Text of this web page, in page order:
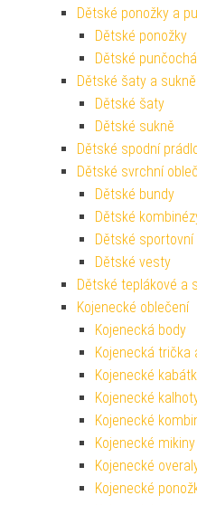
Dětské ponožky a
Dětské ponožky
Dětské
Dětské šaty a sukně
Dětské šaty
Dětské sukně
Dětské spodní
Dětské svrchní
Dětské bundy
Dětské
Dětské sportovní
Dětské vesty
Dětské teplákové a
Kojenecké oblečení
Kojenecká body
Kojenecká trička
Kojenecké
Kojenecké
Kojenecké
Kojenecké
Kojenecké
Kojenecké